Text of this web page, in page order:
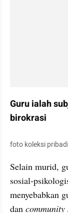
Guru ialah
birokrasi
foto koleksi
Selain murid,
sosial-
menyebabkan
dan